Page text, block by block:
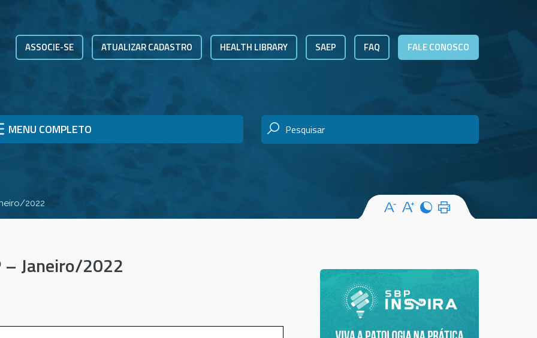
ASSOCIE-SE ATUALIZAR CADASTRO HEALTH LIBRARY SAEP FAQ FALE CONOSCO
MENU COMPLETO
2022
– Janeiro/2022